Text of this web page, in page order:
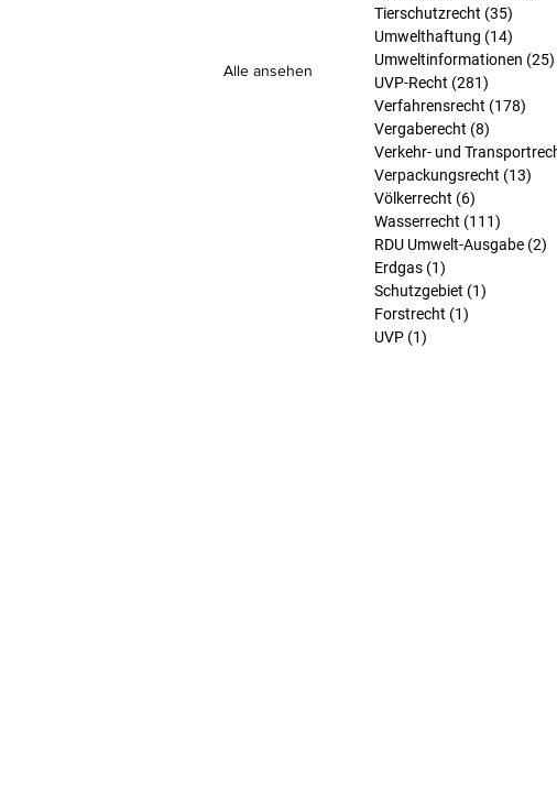
Alle ansehen
Tierschutzrecht (35)
Umwelthaftung (14)
Umweltinformationen (25)
UVP-Recht (281)
Verfahrensrecht (178)
Vergaberecht (8)
Verkehr- und
Verpackungsrecht (13)
Völkerrecht (6)
Wasserrecht (111)
RDU Umwelt-Ausgabe (2)
Erdgas (1)
Schutzgebiet (1)
Forstrecht (1)
UVP (1)